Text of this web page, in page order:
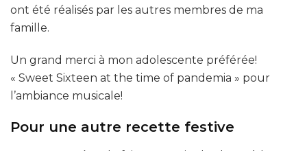
ont été réalisés par les autres membres de ma
famille.
Un grand merci à mon adolescente préférée!
« Sweet Sixteen at the time of pandemia » pour
l’ambiance musicale!
Pour une autre recette festive